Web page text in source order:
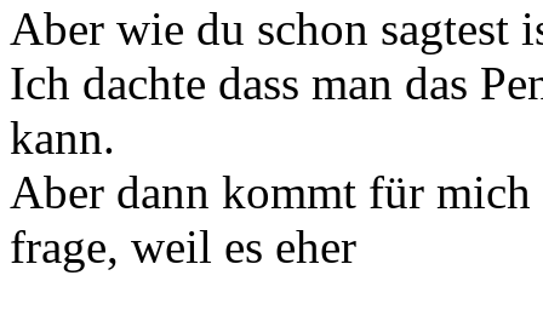
Aber wie du schon
Ich dachte dass man das
kann.
Aber dann kommt für
frage, weil es eher